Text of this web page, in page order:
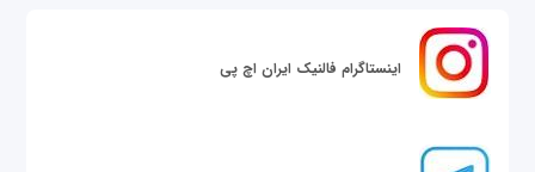
اینستاگرام فالنیک ایران اچ پی